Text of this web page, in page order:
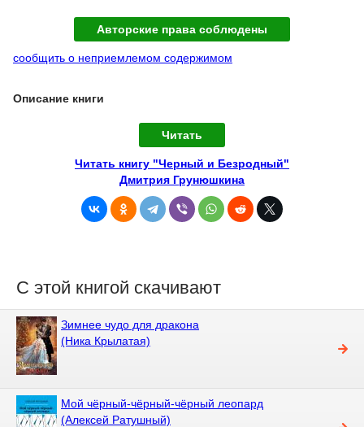
Авторские права соблюдены
сообщить о неприемлемом содержимом
Описание книги
Читать
Читать книгу "Черный и Безродный"
Дмитрия Грунюшкина
С этой книгой скачивают
Зимнее чудо для дракона
(Ника Крылатая)
Мой чёрный-чёрный-чёрный леопард
(Алексей Ратушный)